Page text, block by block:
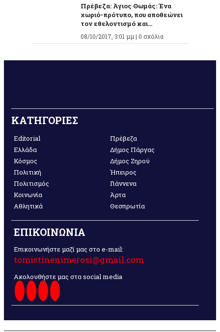
Πρέβεζα: Άγιος Θωμάς: Ένα
χωριό-πρότυπο, που αποθεώνει
τον εθελοντισμό και...
08/10/2017, 3:01 μμ | 0 σχόλια
ΚΑΤΗΓΟΡΙΕΣ
Editorial
Ελλάδα
Κόσμος
Πολιτική
Πολιτισμός
Κοινωνία
Αθλητικά
Πρέβεζα
Δήμος Πάργας
Δήμος Ζηρού
Ήπειρος
Γιάννενα
Άρτα
Θεσπρωτία
ΕΠΙΚΟΙΝΩΝΙΑ
Επικοινωνήστε μαζί μας στο e-mail:
tomistinenimerosi@gmail.com
Ακολουθήστε μας στα social media